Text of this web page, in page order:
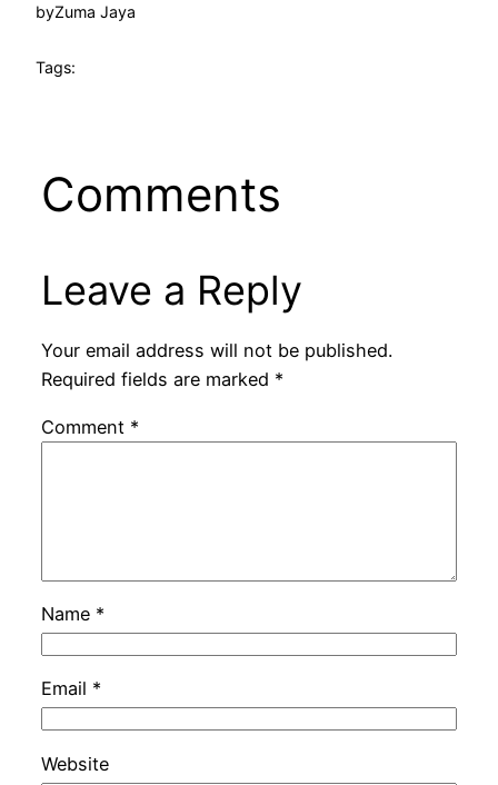
byZuma Jaya
Tags:
Comments
Leave a Reply
Your email address will not be published.
Required fields are marked *
Comment *
Name *
Email *
Website